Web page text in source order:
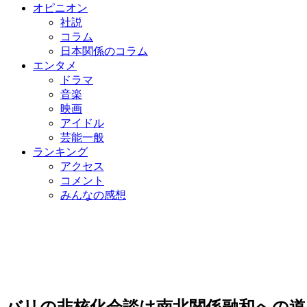
オピニオン
社説
コラム
日本関係のコラム
エンタメ
ドラマ
音楽
映画
アイドル
芸能一般
ランキング
アクセス
コメント
みんなの感想